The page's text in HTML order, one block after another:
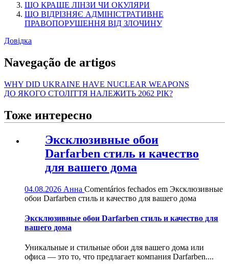
ЩО КРАЩЕ ЛІНЗИ ЧИ ОКУЛЯРИ
ЩО ВІДРІЗНЯЄ АДМІНІСТРАТИВНЕ
ПРАВОПОРУШЕННЯ ВІД ЗЛОЧИНУ
Довідка
Navegação de artigos
WHY DID UKRAINE HAVE NUCLEAR WEAPONS
ДО ЯКОГО СТОЛІТТЯ НАЛЕЖИТЬ 2062 РІК?
Тоже интересно
Эксклюзивные обои
Darfarben стиль и качество
для вашего дома
04.08.2026 Анна Comentários fechados em Эксклюзивные
обои Darfarben стиль и качество для вашего дома
Эксклюзивные обои Darfarben стиль и качество для
вашего дома
Уникальные и стильные обои для вашего дома или
офиса — это то, что предлагает компания Darfarben....